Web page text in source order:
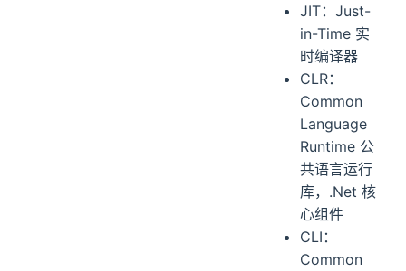
JIT：Just-
in-Time 实
时编译器
CLR：
Common
Language
Runtime 公
共语言运行
库，.Net 核
心组件
CLI：
Common